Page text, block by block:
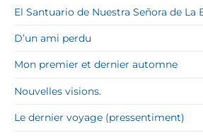
El Santuario de Nuestra Señora de La
D’un ami perdu
Mon premier et dernier automne
Nouvelles visions.
Le dernier voyage (pressentiment)